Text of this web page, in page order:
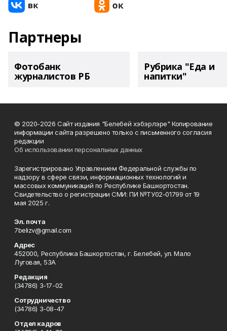
Партнеры
Фотобанк
журналистов РБ
Рубрика "Еда и
напитки"
© 2020-2026 Сайт издания "Белебей хэбэрлэре" Копирование
информации сайта разрешено только с письменного согласия
редакции
Об использовании персональных данных
Зарегистрировано Управлением Федеральной службы по
надзору в сфере связи, информационных технологий и
массовых коммуникаций по Республике Башкортостан.
Свидетельство о регистрации СМИ: ПИ №ТУ02-01799 от 19
мая 2025 г.
Эл. почта
7belizv@gmail.com
Адрес
452000, Республика Башкортостан, г. Белебей, ул. Мало
Луговая, 53А
Редакция
(34786) 3-17-02
Сотрудничество
(34786) 3-08-47
Отдел кадров